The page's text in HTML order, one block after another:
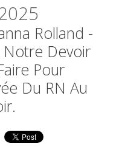
Rolland -
Notre Devoir
Pour
Du RN Au